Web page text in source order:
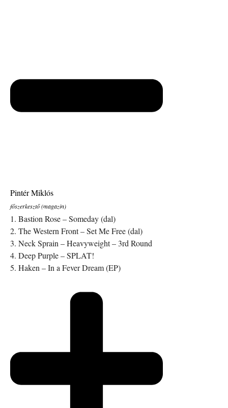
Pintér Miklós
főszerkesztő (magazin)
1. Bastion Rose – Someday (dal)
2. The Western Front – Set Me Free (dal)
3. Neck Sprain – Heavyweight – 3rd Round
4. Deep Purple – SPLAT!
5. Haken – In a Fever Dream (EP)